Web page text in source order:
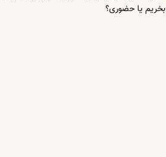
بخریم یا حضوری؟